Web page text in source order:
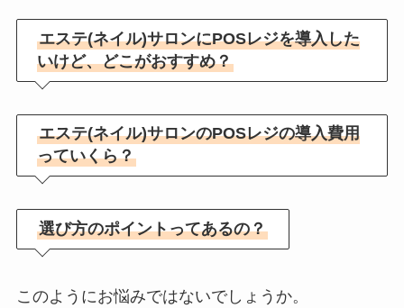
エステ(ネイル)サロンにPOSレジを導入した
いけど、どこがおすすめ？
エステ(ネイル)サロンのPOSレジの導入費用
っていくら？
選び方のポイントってあるの？
このようにお悩みではないでしょうか。